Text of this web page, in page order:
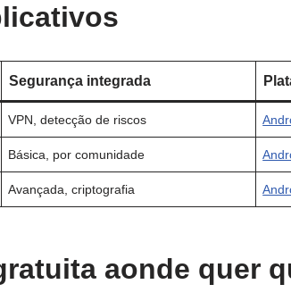
Segurança integrada
VPN, detecção de riscos
Básica, por comunidade
Avançada, criptografia
aonde quer